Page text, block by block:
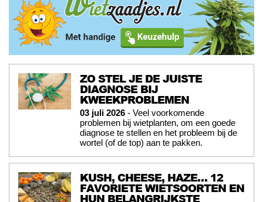
ZO STEL JE DE JUISTE
DIAGNOSE BIJ
KWEEKPROBLEMEN
03 juli 2026 - Veel voorkomende
problemen bij wietplanten, om een goede
diagnose te stellen en het probleem bij de
wortel (of de top) aan te pakken.
KUSH, CHEESE, HAZE… 12
FAVORIETE WIETSOORTEN EN
HUN BELANGRIJKSTE